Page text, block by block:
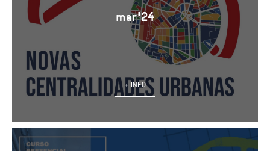
mar'24
+ INFO